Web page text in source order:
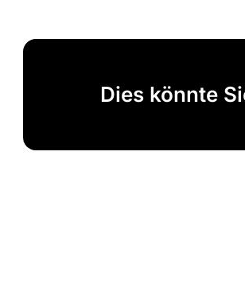
Dies könnte